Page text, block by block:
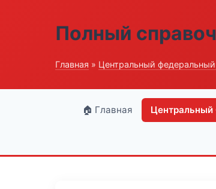
Полный
Главная » Центральный федеральный
🏠 Главная